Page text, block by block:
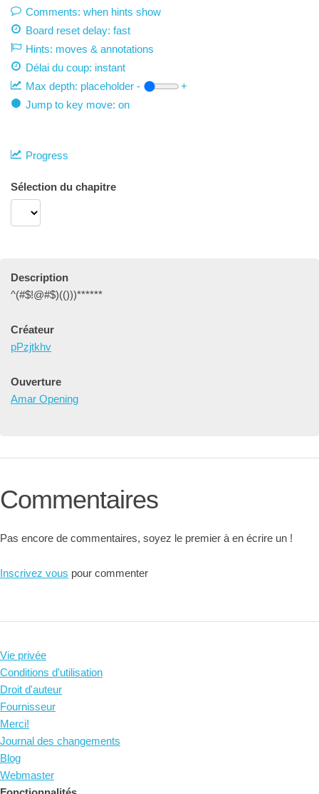
Comments: when hints show
Board reset delay: fast
Hints: moves & annotations
Délai du coup: instant
Max depth: placeholder -
+
Jump to key move: on
Progress
Sélection du chapitre
Description
^(#$!@#$)(()))******
Créateur
pPzjtkhv
Ouverture
Amar Opening
Commentaires
Pas encore de commentaires, soyez le premier à en écrire un !
Inscrivez vous pour commenter
Vie privée
Conditions d'utilisation
Droit d'auteur
Fournisseur
Merci!
Journal des changements
Blog
Webmaster